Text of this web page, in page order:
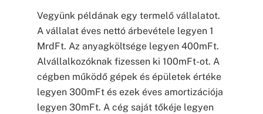
Vegyünk példának egy termelő vállalatot.
A vállalat éves nettó árbevétele legyen 1
MrdFt. Az anyagköltsége legyen 400mFt.
Alvállalkozóknak fizessen ki 100mFt-ot. A
cégben működő gépek és épületek értéke
legyen 300mFt és ezek éves amortizációja
legyen 30mFt. A cég saját tőkéje legyen